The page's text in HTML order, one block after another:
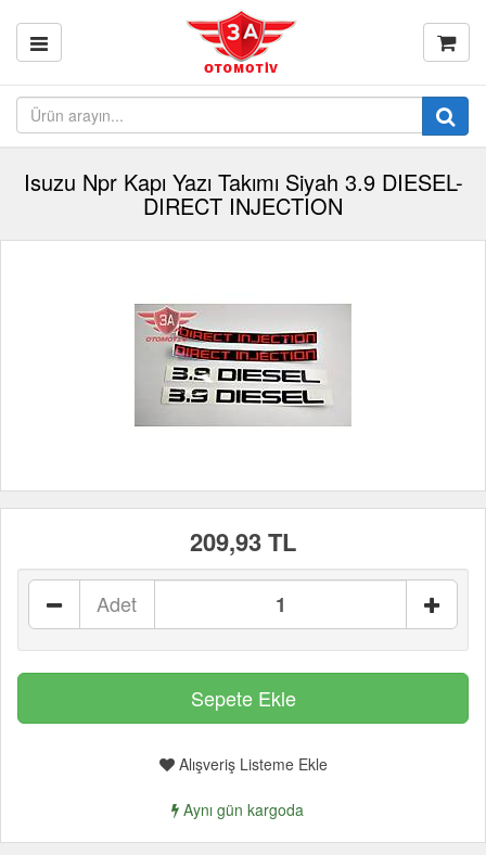
Isuzu Npr Kapı Yazı Takımı Siyah 3.9 DIESEL-
DIRECT INJECTION
209,93 TL
Adet
Alışveriş Listeme Ekle
Aynı gün kargoda